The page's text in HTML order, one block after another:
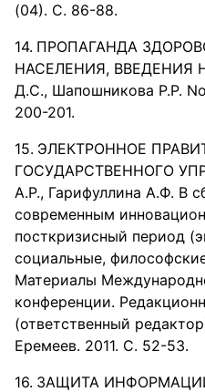
(04). С. 86-88.
ПРОПАГАНДА
НАСЕЛЕНИЯ, ВВЕДЕНИЯ
Д.С., Шапошникова Р.Р.
200-201.
ЭЛЕКТРОННОЕ
ГОСУДАРСТВЕННОГО
А.Р., Гарифуллина А.Ф. В
современным
посткризисный период
социальные,
Материалы
конференции.
(ответственный
Еремеев. 2011. С. 52-53.
ЗАЩИТА ИНФОРМАЦИИ